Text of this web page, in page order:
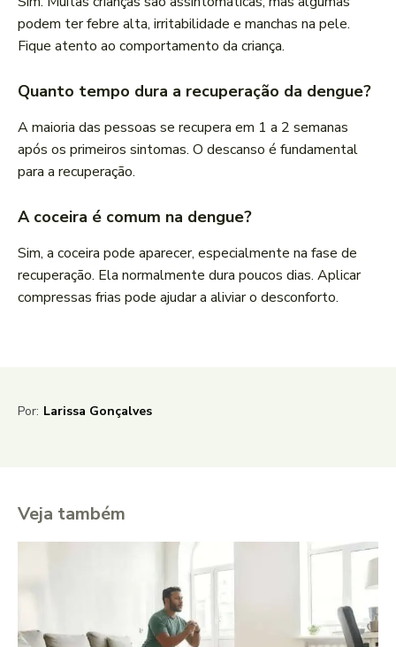
podem ter febre alta, irritabilidade e manchas na pele.
Fique atento ao comportamento da criança.
Quanto tempo dura a recuperação da dengue?
A maioria das pessoas se recupera em 1 a 2 semanas
após os primeiros sintomas. O descanso é fundamental
para a recuperação.
A coceira é comum na dengue?
Sim, a coceira pode aparecer, especialmente na fase de
recuperação. Ela normalmente dura poucos dias. Aplicar
compressas frias pode ajudar a aliviar o desconforto.
Por: Larissa Gonçalves
Veja também